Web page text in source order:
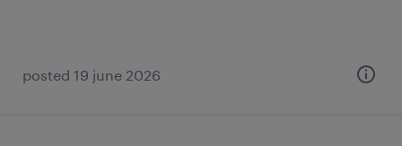
posted 19 june 2026